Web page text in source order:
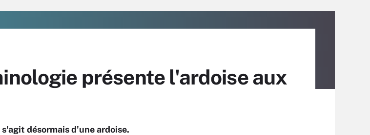
présente l'ardoise aux
désormais d'une ardoise.